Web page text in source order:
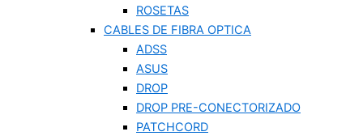
ROSETAS
CABLES DE FIBRA OPTICA
ADSS
ASUS
DROP
DROP PRE-CONECTORIZADO
PATCHCORD